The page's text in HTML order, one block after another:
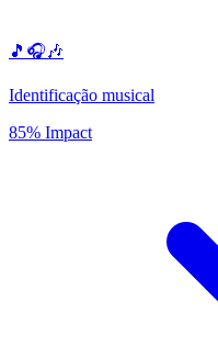
🎵🎧🎶
Identificação musical
85% Impact